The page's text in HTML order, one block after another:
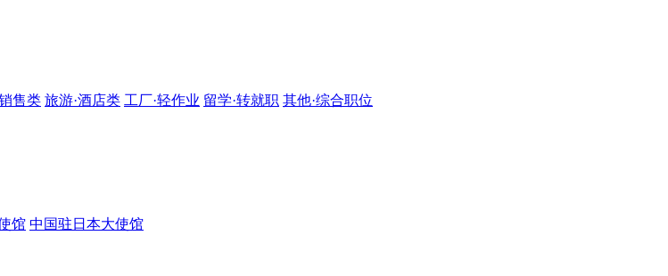
售类 旅游·酒店类 工厂·轻作业 留学·转就职 其他·综合职位
馆 中国驻日本大使馆